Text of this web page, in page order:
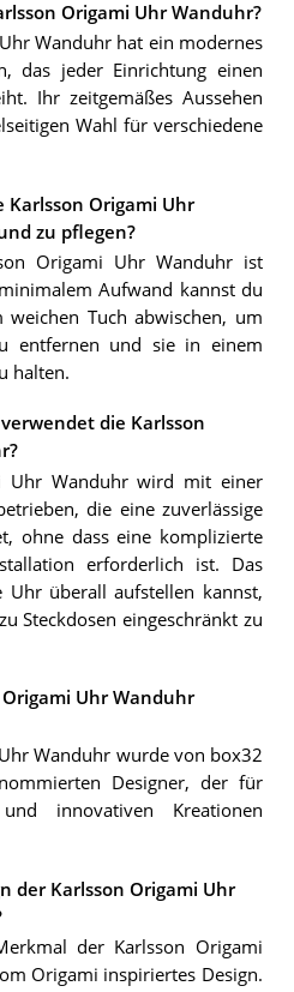
Origami Uhr Wanduhr?
Wanduhr hat ein modernes
das jeder Einrichtung einen
Ihr zeitgemäßes Aussehen
Wahl für verschiedene
Karlsson Origami Uhr
zu pflegen?
Origami Uhr Wanduhr ist
Aufwand kannst du
Tuch abwischen, um
entfernen und sie in einem
halten.
die Karlsson
Uhr Wanduhr wird mit einer
die eine zuverlässige
ohne dass eine komplizierte
erforderlich ist. Das
Uhr überall aufstellen kannst,
Steckdosen eingeschränkt zu
Uhr Wanduhr
Wanduhr wurde von box32
Designer, der für
innovativen Kreationen
der Karlsson Origami Uhr
der Karlsson Origami
Origami inspiriertes Design.